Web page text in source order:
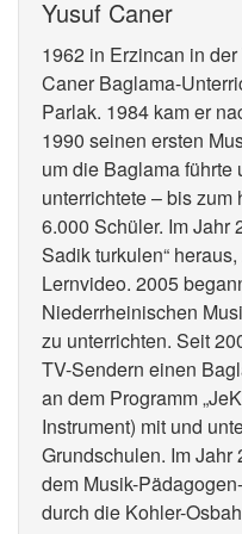
Yusuf Caner
1962 in Erzincan in
Caner Baglama-
Parlak. 1984 kam er
1990 seinen ersten
um die Baglama
unterrichtete – bis
6.000 Schüler. Im Jahr
Sadik turkulen“
Lernvideo. 2005
Niederrheinischen
zu unterrichten. Seit
TV-Sendern einen
an dem Programm
Instrument) mit und
Grundschulen. Im Jahr
dem Musik-
durch die Kohler-